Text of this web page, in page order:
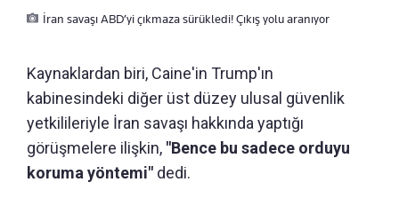
İran savaşı ABD’yi çıkmaza sürükledi! Çıkış yolu aranıyor
Kaynaklardan biri, Caine'in Trump'ın
kabinesindeki diğer üst düzey ulusal güvenlik
yetkilileriyle İran savaşı hakkında yaptığı
görüşmelere ilişkin, "Bence bu sadece orduyu
koruma yöntemi" dedi.